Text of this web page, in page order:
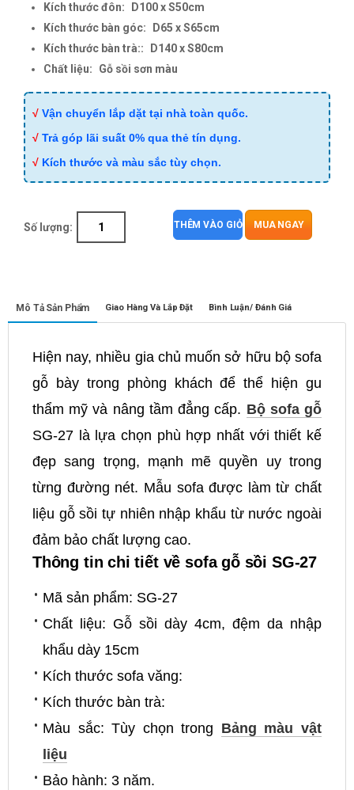
Kích thước đôn:
D100 x S50cm
Kích thước bàn góc:
D65 x S65cm
Kích thước bàn trà::
D140 x S80cm
Chất liệu:
Gỗ sồi sơn màu
√ Vận chuyển lắp dặt tại nhà toàn quốc.
√ Trả góp lãi suất 0% qua thẻ tín dụng.
√ Kích thước và màu sắc tùy chọn.
Số lượng: THÊM VÀO GIỎ MUA NGAY
Mô Tả Sản Phẩm Giao Hàng Và Lắp Đặt Bình Luận/ Đánh Giá
Hiện nay, nhiều gia chủ muốn sở hữu bộ sofa
gỗ bày trong phòng khách để thể hiện gu
thẩm mỹ và nâng tầm đẳng cấp. Bộ sofa gỗ
SG-27 là lựa chọn phù hợp nhất với thiết kế
đẹp sang trọng, mạnh mẽ quyền uy trong
từng đường nét. Mẫu sofa được làm từ chất
liệu gỗ sồi tự nhiên nhập khẩu từ nước ngoài
đảm bảo chất lượng cao.
Thông tin chi tiết về sofa gỗ sồi SG-27
Mã sản phẩm: SG-27
Chất liệu: Gỗ sồi dày 4cm, đệm da nhập
khẩu dày 15cm
Kích thước sofa văng:
Kích thước bàn trà:
Màu sắc: Tùy chọn trong Bảng màu vật
liệu
Bảo hành: 3 năm.